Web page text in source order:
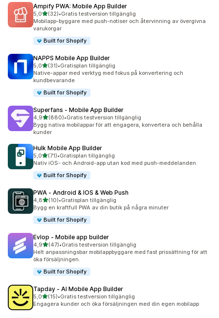
Ampify PWA: Mobile App Builder
5,0av 5 stjärnor
(32)
32 recensioner totalt
•Gratis testversion tillgänglig
Mobilapp-byggare med push-notiser och återvinning av övergivna
varukorgar
Built for Shopify
NAPPS Mobile App Builder
5,0av 5 stjärnor
(31)
31 recensioner totalt
•Gratisplan tillgänglig
Native-appar med verktyg med fokus på konvertering och
kundbevarande
Built for Shopify
Superfans ‑ Mobile App Builder
4,9av 5 stjärnor
(880)
880 recensioner totalt
•Gratis testversion tillgänglig
Bygg nativa mobilappar för att engagera, konvertera och behålla
kunder
Hulk Mobile App Builder
5,0av 5 stjärnor
(71)
71 recensioner totalt
•Gratisplan tillgänglig
Nativ iOS- och Android-app utan kod med push-meddelanden.
Built for Shopify
PWA ‑ Android & IOS & Web Push
4,8av 5 stjärnor
(10)
10 recensioner totalt
•Gratisplan tillgänglig
Bygg en kraftfull PWA av din butik på några minuter
Built for Shopify
Evlop ‑ Mobile app builder
4,9av 5 stjärnor
(47)
47 recensioner totalt
•Gratis testversion tillgänglig
Helt anpassningsbar mobilappbyggare med fast prissättning för att
öka försäljningen.
Built for Shopify
Tapday ‑ AI Mobile App Builder
5,0av 5 stjärnor
(15)
15 recensioner totalt
•Gratis testversion tillgänglig
Engagera kunder och öka försäljningen med din egen mobilapp